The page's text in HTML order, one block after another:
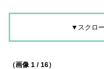
▼スクロ
（画像 1 / 16）